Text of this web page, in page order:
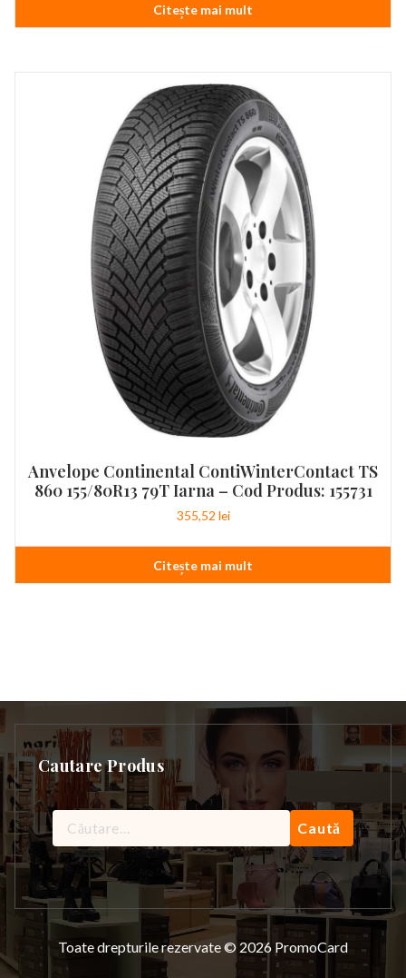
Citește mai mult
Anvelope Continental ContiWinterContact TS
860 155/80R13 79T Iarna – Cod Produs: 155731
355,52 lei
Citește mai mult
Cautare Produs
Caută
după:
Toate drepturile rezervate © 2026 PromoCard